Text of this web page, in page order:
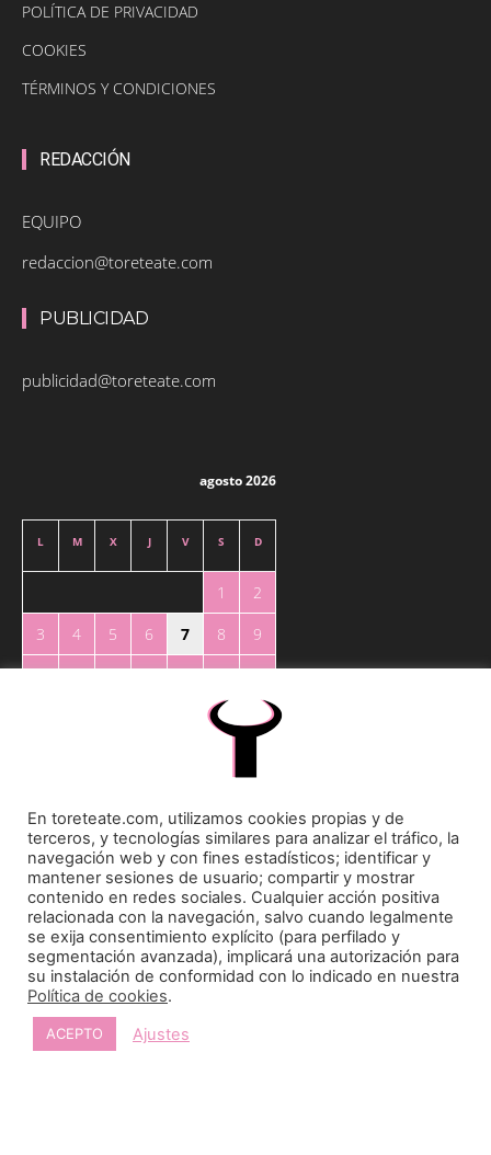
POLÍTICA DE PRIVACIDAD
COOKIES
TÉRMINOS Y CONDICIONES
REDACCIÓN
EQUIPO
redaccion@toreteate.com
PUBLICIDAD
publicidad@toreteate.com
agosto 2026
L M X J V S D
1
2
3
4 5 6 7 8
9
10
11 12 13 14 15
16
22
23
« May
Toreteate Ⓒ 2023. Todos los derechos reservados
Diseñado porWelow Marketing
En toreteate.com, utilizamos cookies propias y de
terceros, y tecnologías similares para analizar el tráfico, la
navegación web y con fines estadísticos; identificar y
mantener sesiones de usuario; compartir y mostrar
contenido en redes sociales. Cualquier acción positiva
relacionada con la navegación, salvo cuando legalmente
se exija consentimiento explícito (para perfilado y
segmentación avanzada), implicará una autorización para
su instalación de conformidad con lo indicado en nuestra
Política de cookies.
ACEPTO Ajustes